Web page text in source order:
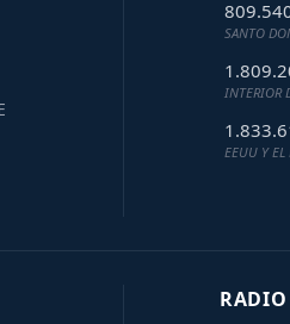
SANTO
INTERIOR
EEUU Y
RADIO